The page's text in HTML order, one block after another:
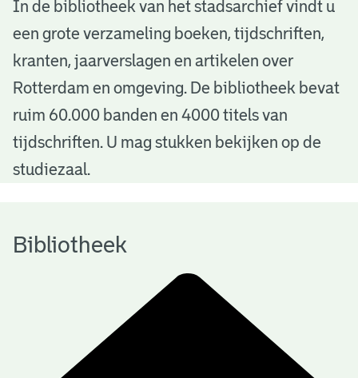
B
b
o
h
In de bibliotheek van het stadsarchief vindt u
een grote verzameling boeken, tijdschriften,
kranten, jaarverslagen en artikelen over
Rotterdam en omgeving. De bibliotheek bevat
ruim 60.000 banden en 4000 titels van
tijdschriften. U mag stukken bekijken op de
studiezaal.
Bibliotheek